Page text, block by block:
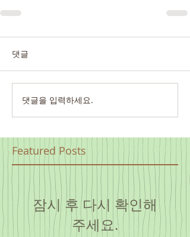
댓글
댓글을 입력하세요.
Featured Posts
잠시 후 다시 확인해
주세요.